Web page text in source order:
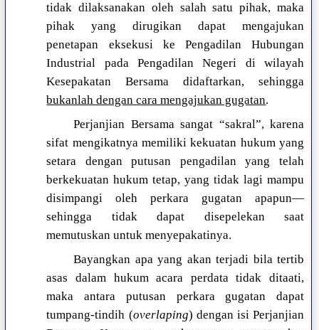
tidak dilaksanakan oleh salah satu pihak, maka
pihak yang dirugikan dapat mengajukan
penetapan eksekusi ke Pengadilan Hubungan
Industrial pada Pengadilan Negeri di wilayah
Kesepakatan Bersama didaftarkan, sehingga
bukanlah dengan cara mengajukan gugatan.
Perjanjian Bersama sangat “sakral”, karena
sifat mengikatnya memiliki kekuatan hukum yang
setara dengan putusan pengadilan yang telah
berkekuatan hukum tetap, yang tidak lagi mampu
disimpangi oleh perkara gugatan apapun—
sehingga tidak dapat disepelekan saat
memutuskan untuk menyepakatinya.
Bayangkan apa yang akan terjadi bila tertib
asas dalam hukum acara perdata tidak ditaati,
maka antara putusan perkara gugatan dapat
tumpang-tindih (overlaping) dengan isi Perjanjian